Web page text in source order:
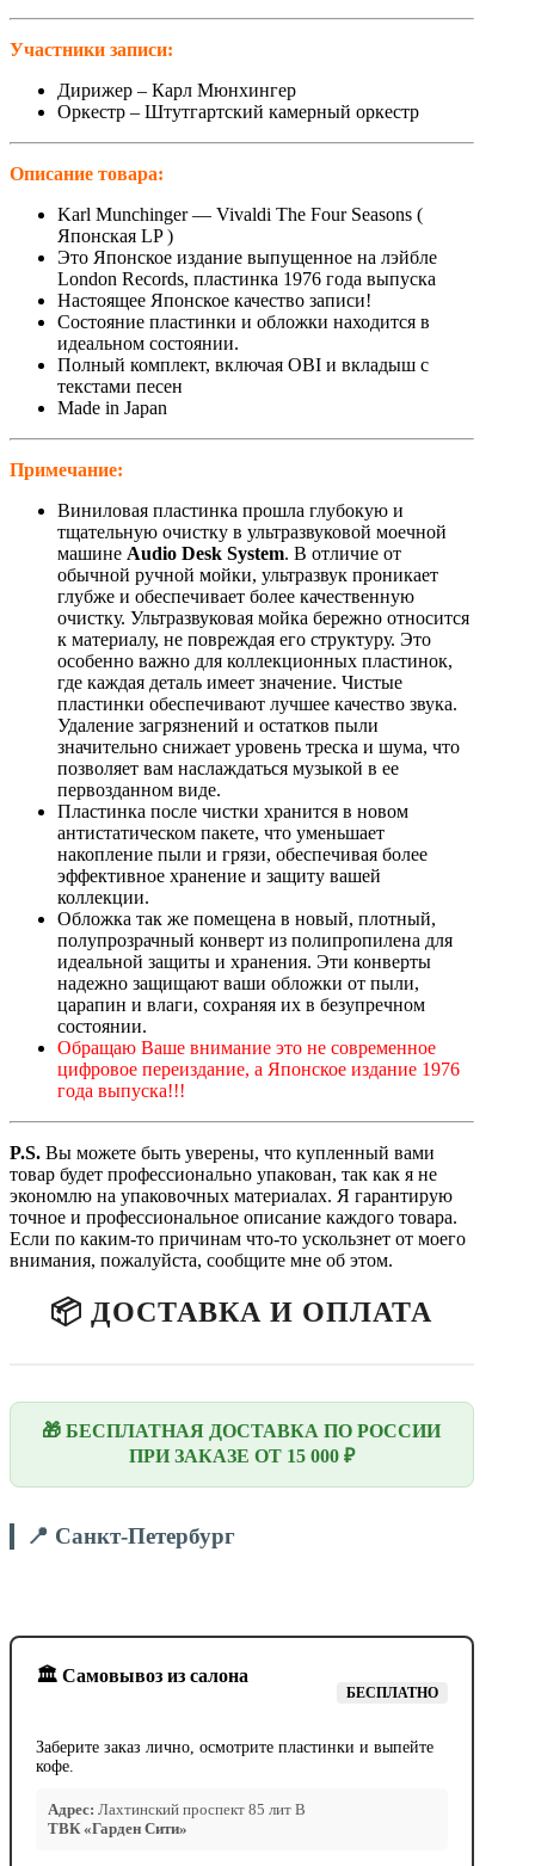
Участники записи:
Дирижер – Карл Мюнхингер
Оркестр – Штутгартский камерный оркестр
Описание товара:
Karl Munchinger — Vivaldi The Four Seasons (
Японская LP )
Это Японское издание выпущенное на лэйбле
London Records, пластинка 1976 года выпуска
Настоящее Японское качество записи!
Состояние пластинки и обложки находится в
идеальном состоянии.
Полный комплект, включая OBI и вкладыш с
текстами песен
Made in Japan
Примечание:
Виниловая пластинка прошла глубокую и
тщательную очистку в ультразвуковой моечной
машине Audio Desk System. В отличие от
обычной ручной мойки, ультразвук проникает
глубже и обеспечивает более качественную
очистку. Ультразвуковая мойка бережно относится
к материалу, не повреждая его структуру. Это
особенно важно для коллекционных пластинок,
где каждая деталь имеет значение. Чистые
пластинки обеспечивают лучшее качество звука.
Удаление загрязнений и остатков пыли
значительно снижает уровень треска и шума, что
позволяет вам наслаждаться музыкой в ее
первозданном виде.
Пластинка после чистки хранится в новом
антистатическом пакете, что уменьшает
накопление пыли и грязи, обеспечивая более
эффективное хранение и защиту вашей
коллекции.
Обложка так же помещена в новый, плотный,
полупрозрачный конверт из полипропилена для
идеальной защиты и хранения. Эти конверты
надежно защищают ваши обложки от пыли,
царапин и влаги, сохраняя их в безупречном
состоянии.
Обращаю Ваше внимание это не современное
цифровое переиздание, а Японское издание 1976
года выпуска!!!
P.S. Вы можете быть уверены, что купленный вами
товар будет профессионально упакован, так как я не
экономлю на упаковочных материалах. Я гарантирую
точное и профессиональное описание каждого товара.
Если по каким-то причинам что-то ускользнет от моего
внимания, пожалуйста, сообщите мне об этом.
📦 ДОСТАВКА И ОПЛАТА
🎁 БЕСПЛАТНАЯ ДОСТАВКА ПО РОССИИ
ПРИ ЗАКАЗЕ ОТ 15 000 ₽
📍 Санкт-Петербург
🏛️ Самовывоз из салона
БЕСПЛАТНО
Заберите заказ лично, осмотрите пластинки и выпейте
кофе.
Адрес: Лахтинский проспект 85 лит В
ТВК «Гарден Сити»